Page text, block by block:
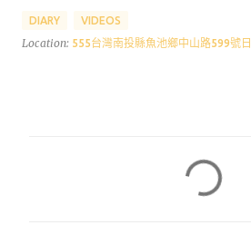
DIARY VIDEOS
Location: 555台灣南投縣魚池鄉中山路599號